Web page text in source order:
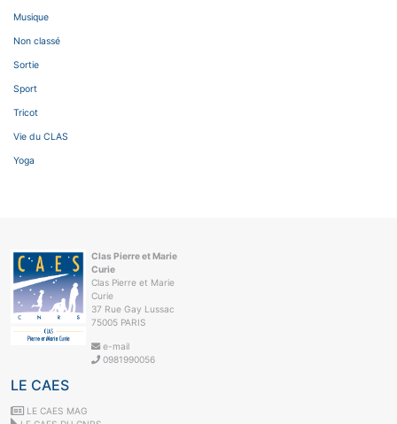
Musique
Non classé
Sortie
Sport
Tricot
Vie du CLAS
Yoga
Clas Pierre et Marie
Curie
Clas Pierre et Marie
Curie
37 Rue Gay Lussac
75005 PARIS
e-mail
0981990056
LE CAES
LE CAES MAG